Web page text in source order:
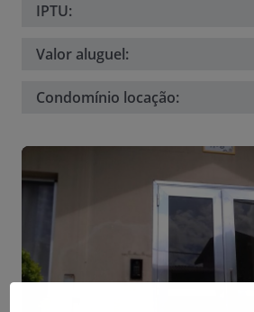
IPTU:
Valor aluguel:
Condomínio locação: